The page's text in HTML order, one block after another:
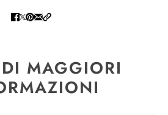
MAGGIORI